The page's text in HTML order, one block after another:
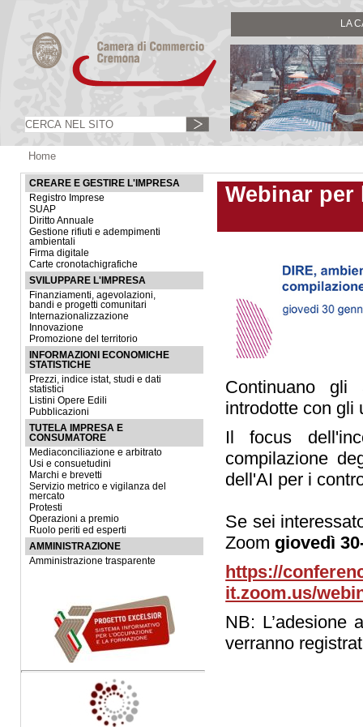
LA
Home
CREARE E GESTIRE L'IMPRESA
Registro Imprese
SUAP
Diritto Annuale
Gestione rifiuti e adempimenti
ambientali
Firma digitale
Carte cronotachigrafiche
SVILUPPARE L'IMPRESA
Finanziamenti, agevolazioni,
bandi e progetti comunitari
Internazionalizzazione
Innovazione
Promozione del territorio
INFORMAZIONI ECONOMICHE
STATISTICHE
Prezzi, indice istat, studi e dati
statistici
Listini Opere Edili
Pubblicazioni
TUTELA IMPRESA E
CONSUMATORE
Mediaconciliazione e arbitrato
Usi e consuetudini
Marchi e brevetti
Servizio metrico e vigilanza del
mercato
Protesti
Operazioni a premio
Ruolo periti ed esperti
AMMINISTRAZIONE
Amministrazione trasparente
Webinar per
Continuano gli
introdotte con gli
Il focus
compilazione
dell'AI per i
Se sei
Zoom giovedì
https://
it.zoom.us/
NB: L’adesione
verranno